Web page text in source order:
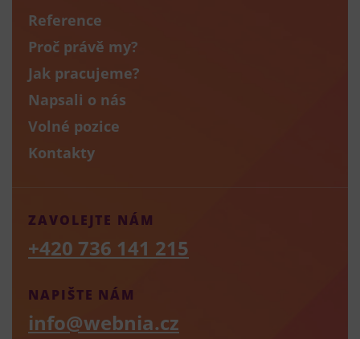
Reference
Proč právě my?
Jak pracujeme?
Napsali o nás
Volné pozice
Kontakty
NAPIŠTE NÁM
info@webnia.cz
ZAVOLEJTE NÁM
+420 736 141 215